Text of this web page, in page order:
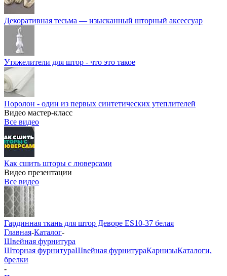
Декоративная тесьма — изысканный шторный аксессуар
Утяжелители для штор - что это такое
Поролон - один из первых синтетических утеплителей
Видео мастер-класс
Все видео
Как сшить шторы с люверсами
Видео презентации
Все видео
Гардинная ткань для штор Деворе ES10-37 белая
Главная-Каталог-
Швейная фурнитура
Шторная фурнитураШвейная фурнитураКарнизыКаталоги,
брелки
-